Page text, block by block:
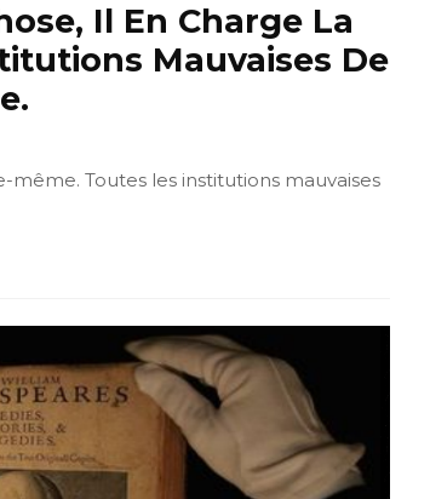
Il En Charge La
Mauvaises De
Toutes les institutions mauvaises